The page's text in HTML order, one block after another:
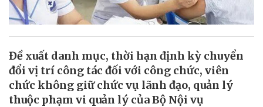
Đề xuất danh mục, thời hạn định kỳ chuyển
đổi vị trí công tác đối với công chức, viên
chức không giữ chức vụ lãnh đạo, quản lý
thuộc phạm vi quản lý của Bộ Nội vụ